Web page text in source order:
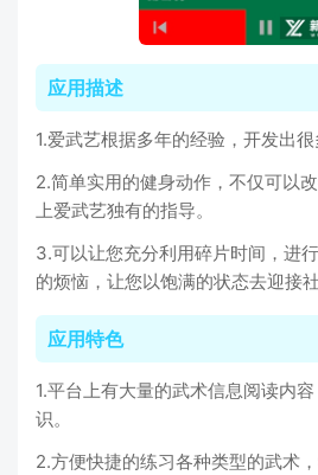
应用描述
1.爱武艺根据多年的经验，开发出很
2.简单实用的健身动作，不仅可以
上爱武艺独有的指导。
3.可以让您充分利用碎片时间，进
的烦恼，让您以饱满的状态去迎接
应用特色
1.平台上有大量的武术信息阅读内
识。
2.方便快捷的练习各种类型的武术